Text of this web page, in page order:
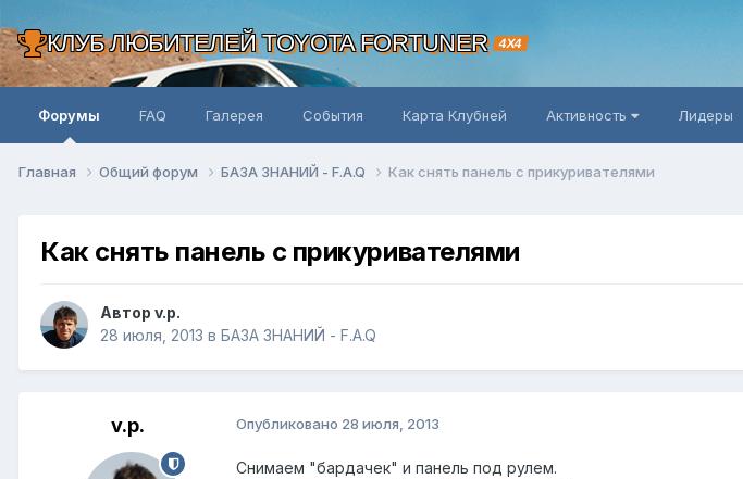
КЛУБ ЛЮБИТЕЛЕЙ TOYOTA FORTUNER 4X4
Форумы FAQ Галерея События Карта Клубней Активность Лидеры
Главная Общий форум БАЗА ЗНАНИЙ - F.A.Q Как снять панель с прикуривателями
Как снять панель с прикуривателями
Автор v.p.
28 июля, 2013 в БАЗА ЗНАНИЙ - F.A.Q
v.p. Опубликовано 28 июля, 2013
Снимаем "бардачек" и панель под рулем.